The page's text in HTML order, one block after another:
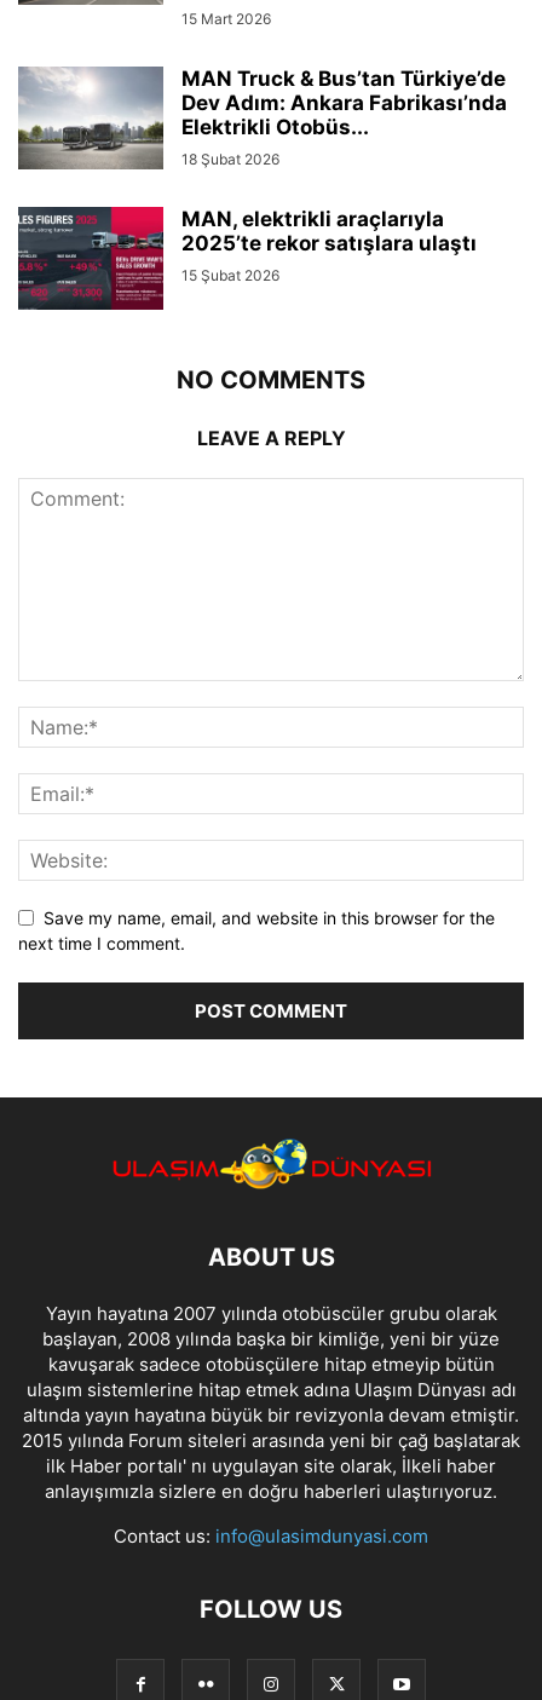
15 Mart 2026
MAN Truck & Bus’tan Türkiye’de
Dev Adım: Ankara Fabrikası’nda
Elektrikli Otobüs...
18 Şubat 2026
MAN, elektrikli araçlarıyla
2025’te rekor satışlara ulaştı
15 Şubat 2026
NO COMMENTS
LEAVE A REPLY
Save my name, email, and website in this browser for the
next time I comment.
ABOUT US
Yayın hayatına 2007 yılında otobüscüler grubu olarak
başlayan, 2008 yılında başka bir kimliğe, yeni bir yüze
kavuşarak sadece otobüsçülere hitap etmeyip bütün
ulaşım sistemlerine hitap etmek adına Ulaşım Dünyası adı
altında yayın hayatına büyük bir revizyonla devam etmiştir.
2015 yılında Forum siteleri arasında yeni bir çağ başlatarak
ilk Haber portalı' nı uygulayan site olarak, İlkeli haber
anlayışımızla sizlere en doğru haberleri ulaştırıyoruz.
Contact us: info@ulasimdunyasi.com
FOLLOW US